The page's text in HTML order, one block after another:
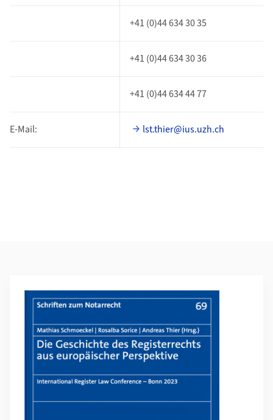
+41 (0)44 634 30 35
+41 (0)44 634 30 36
+41 (0)44 634 44 77
E-Mail: lst.thier@ius.uzh.ch